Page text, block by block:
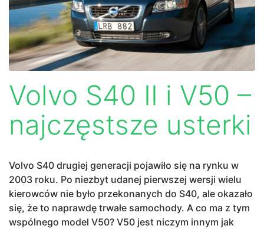
Volvo S40 II i V50 –
najczęstsze usterki
Volvo S40 drugiej generacji pojawiło się na rynku w
2003 roku. Po niezbyt udanej pierwszej wersji wielu
kierowców nie było przekonanych do S40, ale okazało
się, że to naprawdę trwałe samochody. A co ma z tym
wspólnego model V50? V50 jest niczym innym jak